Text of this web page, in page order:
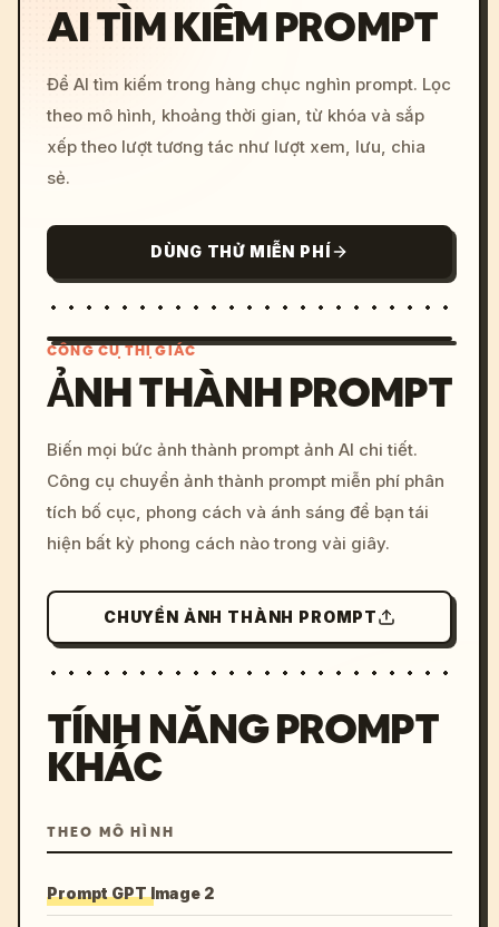
AI TÌM KIẾM PROMPT
Để AI tìm kiếm trong hàng chục nghìn prompt. Lọc
theo mô hình, khoảng thời gian, từ khóa và sắp
xếp theo lượt tương tác như lượt xem, lưu, chia
sẻ.
DÙNG THỬ MIỄN PHÍ
c, cyberpunk sunset, neon
colors, 8k --v 6.0
CÔNG CỤ THỊ GIÁC
ẢNH THÀNH PROMPT
Biến mọi bức ảnh thành prompt ảnh AI chi tiết.
Công cụ chuyển ảnh thành prompt miễn phí phân
tích bố cục, phong cách và ánh sáng để bạn tái
hiện bất kỳ phong cách nào trong vài giây.
CHUYỂN ẢNH THÀNH PROMPT
TÍNH NĂNG PROMPT
KHÁC
THEO MÔ HÌNH
Prompt GPT Image 2